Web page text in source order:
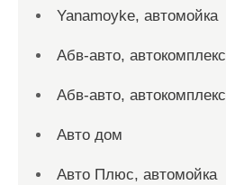
Yanamoyke, автомойка
Абв-авто, автокомплекс
Абв-авто, автокомплекс
Авто дом
Авто Плюс, автомойка